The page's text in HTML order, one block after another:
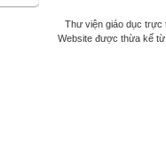
Thư viện giáo dục trực
Website được thừa kế